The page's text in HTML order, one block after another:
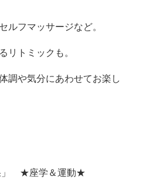
ルフマッサージなど。
リトミックも。
調や気分にあわせてお楽し
」 ★座学＆運動★